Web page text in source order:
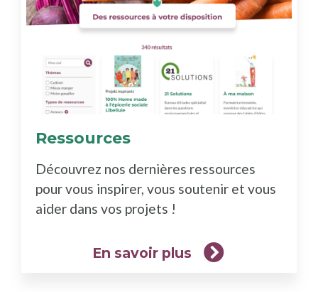
Ressources
plus)
Découvrez nos dernières ressources
pour vous inspirer, vous soutenir et vous
aider dans vos projets !
En savoir plus